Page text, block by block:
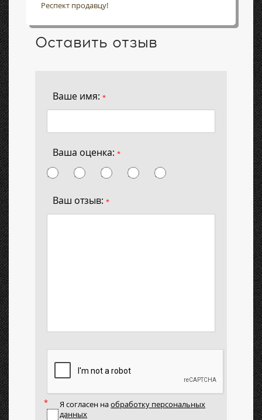
Респект продавцу!
Оставить отзыв
Ваше имя: *
Ваша оценка: *
Ваш отзыв: *
Я согласен наобработку персональных
данных